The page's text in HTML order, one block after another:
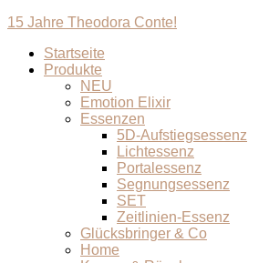
15 Jahre Theodora Conte!
Startseite
Produkte
NEU
Emotion Elixir
Essenzen
5D-Aufstiegsessenz
Lichtessenz
Portalessenz
Segnungsessenz
SET
Zeitlinien-Essenz
Glücksbringer & Co
Home